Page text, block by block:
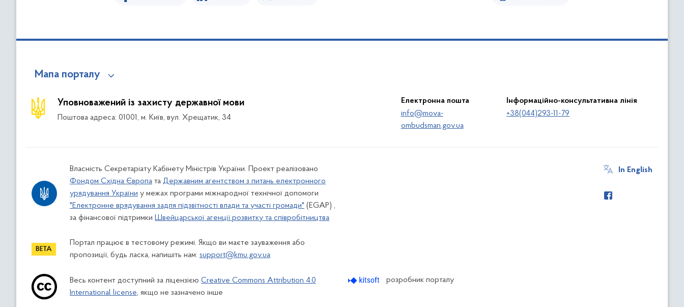
Мапа порталу
Уповноважений із захисту державної мови
Поштова адреса: 01001, м. Київ, вул. Хрещатик, 34
Електронна пошта
info@mova-
ombudsman.gov.ua
Інформаційно-консультативна лінія
+38(044)293-11-79
Власність Секретаріату Кабінету Міністрів України. Проект реалізовано
Фондом Східна Європа та Державним агентством з питань електронного
урядування України у межах програми міжнародної технічної допомоги
"Електронне врядування задля підзвітності влади та участі громади" (EGAP) ,
за фінансової підтримки Швейцарської агенції розвитку та співробітництва
Портал працює в тестовому режимі. Якщо ви маєте зауваження або
пропозиції, будь ласка, напишіть нам: support@kmu.gov.ua
In English
Весь контент доступний за ліцензією Creative Commons Attribution 4.0
International license, якщо не зазначено інше
розробник порталу